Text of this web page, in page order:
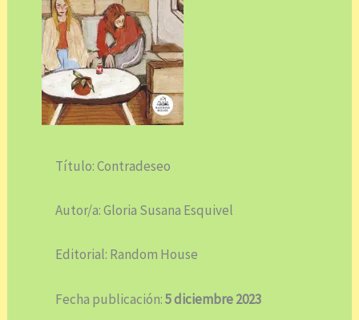
Título: Contradeseo
Autor/a: Gloria Susana Esquivel
Editorial: Random House
Fecha publicación:5 diciembre 2023